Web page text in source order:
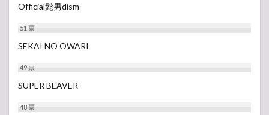
Official髭男dism
51票
SEKAI NO OWARI
49票
SUPER BEAVER
48票